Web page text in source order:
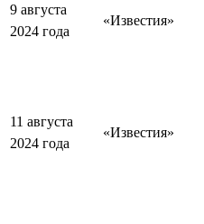
9 августа
2024 года
«Известия»
11 августа
2024 года
«Известия»